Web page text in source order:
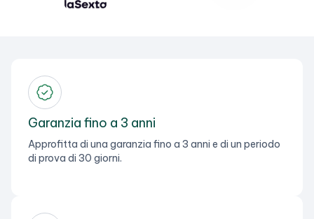
Garanzia fino a 3 anni
Approfitta di una garanzia fino a 3 anni e di un periodo
di prova di 30 giorni.